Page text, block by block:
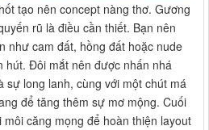
tạo nên concept nàng thơ. Gương
rũ là điều cần thiết. Bạn nên
như cam đất, hồng đất hoặc nude
hút. Đôi mắt nên được nhấn nhá
sự long lanh, cùng với một chút má
để tăng thêm sự mơ mộng. Cuối
căng mọng để hoàn thiện layout